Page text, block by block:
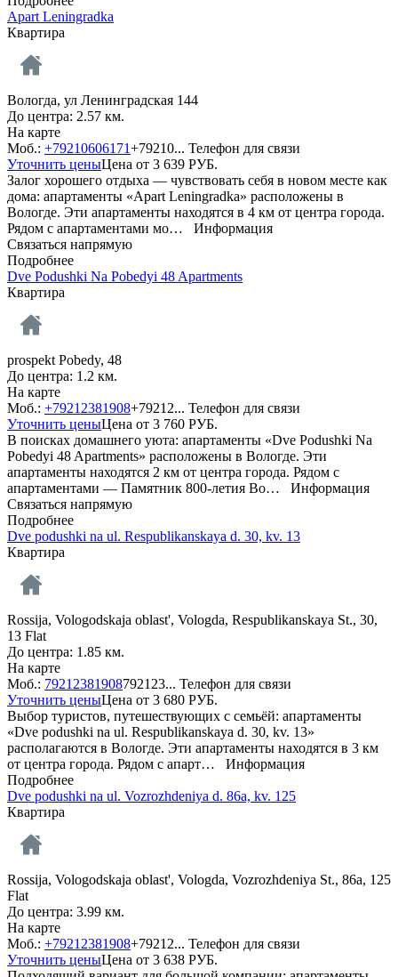
Apart Leningradka
Квартира
Вологда, ул Ленинградская 144
До центра: 2.57 км.
На карте
Моб.: +79210606171+79210... Телефон для связи
Уточнить ценыЦена от 3 639 РУБ.
Залог хорошего отдыха — чувствовать себя в новом месте как
дома: апартаменты «Apart Leningradka» расположены в
Вологде. Эти апартаменты находятся в 4 км от центра города.
Рядом с апартаментами мо… Информация
Связаться напрямую
Подробнее
Dve Podushki Na Pobedyi 48 Apartments
Квартира
prospekt Pobedy, 48
До центра: 1.2 км.
На карте
Моб.: +79212381908+79212... Телефон для связи
Уточнить ценыЦена от 3 760 РУБ.
В поисках домашнего уюта: апартаменты «Dve Podushki Na
Pobedyi 48 Apartments» расположены в Вологде. Эти
апартаменты находятся 2 км от центра города. Рядом с
апартаментами — Памятник 800-летия Во… Информация
Связаться напрямую
Подробнее
Dve podushki na ul. Respublikanskaya d. 30, kv. 13
Квартира
Rossija, Vologodskaja oblast', Vologda, Respublikanskaya St., 30,
13 Flat
До центра: 1.85 км.
На карте
Моб.: 79212381908792123... Телефон для связи
Уточнить ценыЦена от 3 680 РУБ.
Выбор туристов, путешествующих с семьёй: апартаменты
«Dve podushki na ul. Respublikanskaya d. 30, kv. 13»
располагаются в Вологде. Эти апартаменты находятся в 3 км
от центра города. Рядом с апарт… Информация
Подробнее
Dve podushki na ul. Vozrozhdeniya d. 86a, kv. 125
Квартира
Rossija, Vologodskaja oblast', Vologda, Vozrozhdeniya St., 86a, 125
Flat
До центра: 3.99 км.
На карте
Моб.: +79212381908+79212... Телефон для связи
Уточнить ценыЦена от 3 638 РУБ.